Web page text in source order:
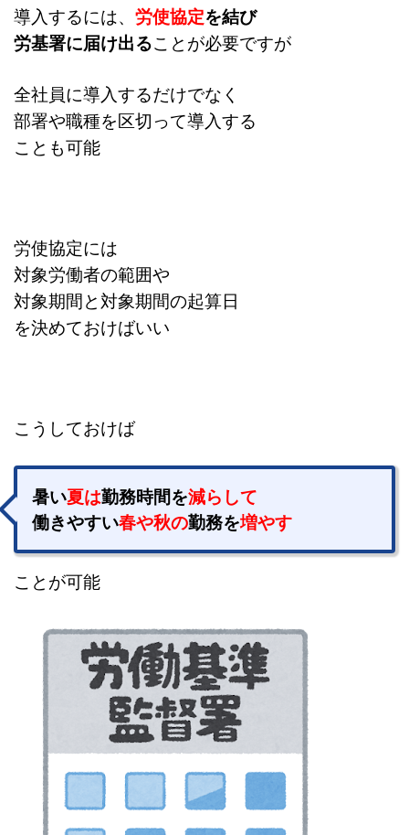
導入するには、 労使協定を結び
労基署に届け出ることが必要ですが
全社員に導入するだけでなく
部署や職種を区切って導入する
ことも可能
労使協定には
対象労働者の範囲や
対象期間と対象期間の起算日
を決めておけばいい
こうしておけば
暑い夏は勤務時間を減らして
働きやすい春や秋の勤務を増やす
ことが可能